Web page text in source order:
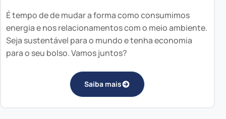
É tempo de de mudar a forma como consumimos
energia e nos relacionamentos com o meio ambiente.
Seja sustentável para o mundo e tenha economia
para o seu bolso. Vamos juntos?
Saiba mais